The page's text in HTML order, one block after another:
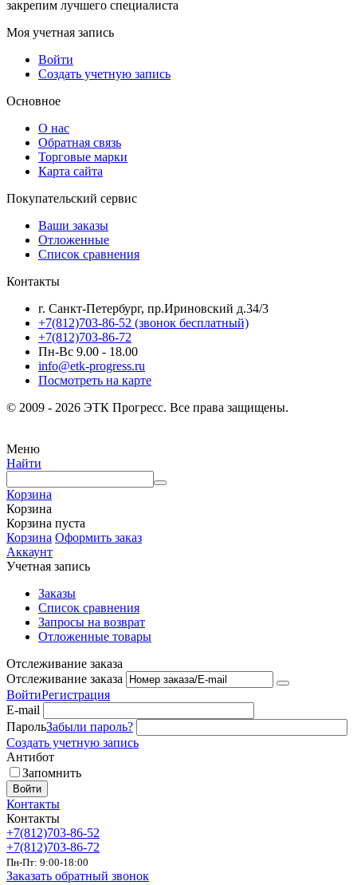
закрепим лучшего специалиста
Моя учетная запись
Войти
Создать учетную запись
Основное
О нас
Обратная связь
Торговые марки
Карта сайта
Покупательский сервис
Ваши заказы
Отложенные
Список сравнения
Контакты
г. Санкт-Петербург, пр.Ириновский д.34/3
+7(812)703-86-52 (звонок бесплатный)
+7(812)703-86-72
Пн-Вс 9.00 - 18.00
info@etk-progress.ru
Посмотреть на карте
© 2009 - 2026 ЭТК Прогресс. Все права защищены.
Меню
Найти
Корзина
Корзина
Корзина пуста
Корзина Оформить заказ
Аккаунт
Учетная запись
Заказы
Список сравнения
Запросы на возврат
Отложенные товары
Отслеживание заказа
Отслеживание заказа
ВойтиРегистрация
E-mail
ПарольЗабыли пароль?
Создать учетную запись
Антибот
Запомнить
Войти
Контакты
Контакты
+7(812)703-86-52
+7(812)703-86-72
Пн-Пт: 9:00-18:00
Заказать обратный звонок